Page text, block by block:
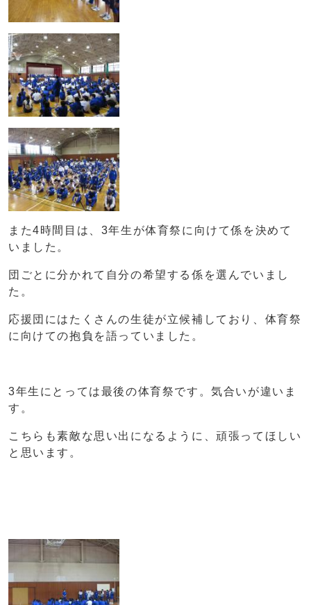
また4時間目は、3年生が体育祭に向けて係を決めて
いました。
団ごとに分かれて自分の希望する係を選んでいまし
た。
応援団にはたくさんの生徒が立候補しており、体育祭
に向けての抱負を語っていました。
3年生にとっては最後の体育祭です。気合いが違いま
す。
こちらも素敵な思い出になるように、頑張ってほしい
と思います。